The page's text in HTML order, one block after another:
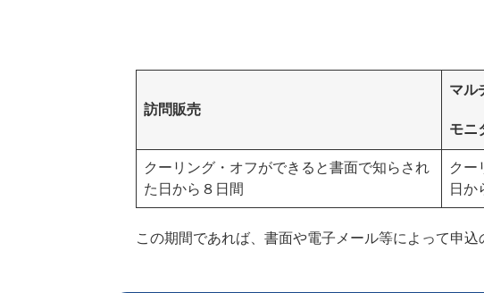
訪問販売
マル
モニ
クーリング・オフができると書面で知らされ
た日から８日間
クー
日か
この期間であれば、書面や電子メール等によって申込